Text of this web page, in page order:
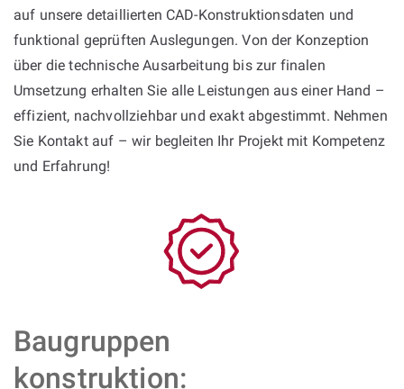
auf unsere detaillierten CAD-Konstruktionsdaten und
funktional geprüften Auslegungen. Von der Konzeption
über die technische Ausarbeitung bis zur finalen
Umsetzung erhalten Sie alle Leistungen aus einer Hand –
effizient, nachvollziehbar und exakt abgestimmt. Nehmen
Sie Kontakt auf – wir begleiten Ihr Projekt mit Kompetenz
und Erfahrung!
Baugruppen
konstruktion: